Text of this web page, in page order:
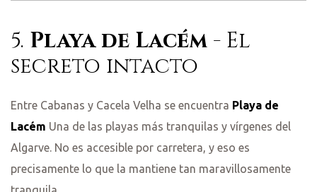
5. Playa de Lacém- El
secreto intacto
Entre Cabanas y Cacela Velha se encuentra Playa de
Lacém Una de las playas más tranquilas y vírgenes del
Algarve. No es accesible por carretera, y eso es
precisamente lo que la mantiene tan maravillosamente